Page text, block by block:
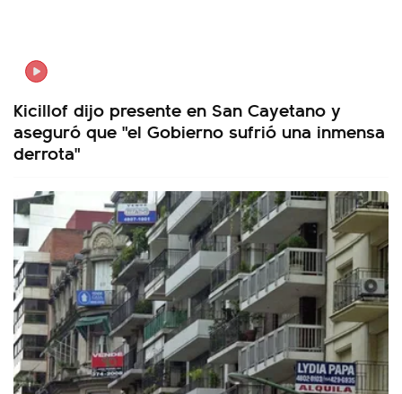
Kicillof dijo presente en San Cayetano y
aseguró que "el Gobierno sufrió una inmensa
derrota"